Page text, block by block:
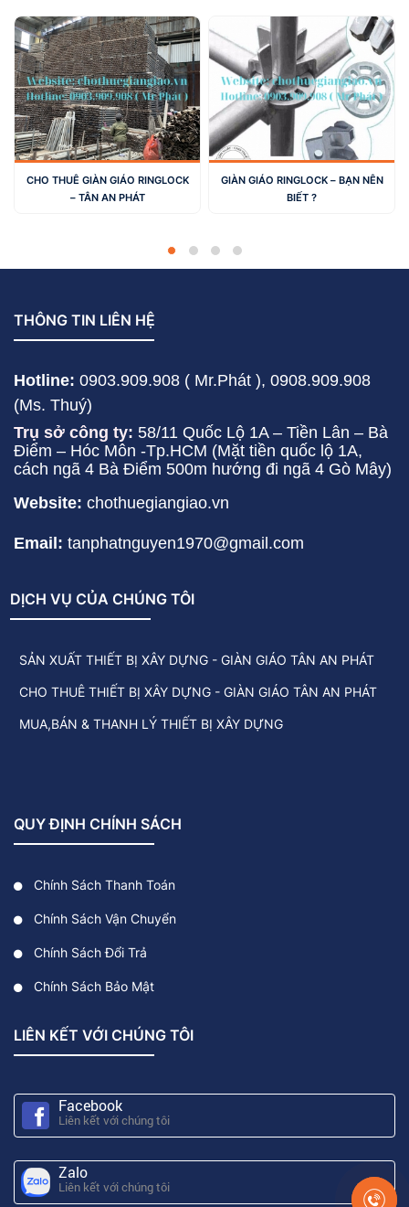
CHO THUÊ GIÀN GIÁO RINGLOCK
– TÂN AN PHÁT
GIÀN GIÁO RINGLOCK – BẠN NÊN
BIẾT ?
THÔNG TIN LIÊN HỆ
Hotline: 0903.909.908 ( Mr.Phát ), 0908.909.908
(Ms. Thuý)
Trụ sở công ty: 58/11 Quốc Lộ 1A – Tiền Lân – Bà
Điểm – Hóc Môn -Tp.HCM (Mặt tiền quốc lộ 1A,
cách ngã 4 Bà Điểm 500m hướng đi ngã 4 Gò Mây)
Website: chothuegiangiao.vn
Email: tanphatnguyen1970@gmail.com
DỊCH VỤ CỦA CHÚNG TÔI
SẢN XUẤT THIẾT BỊ XÂY DỰNG - GIÀN GIÁO TÂN AN PHÁT
CHO THUÊ THIẾT BỊ XÂY DỰNG - GIÀN GIÁO TÂN AN PHÁT
MUA,BÁN & THANH LÝ THIẾT BỊ XÂY DỰNG
QUY ĐỊNH CHÍNH SÁCH
Chính Sách Thanh Toán
Chính Sách Vận Chuyển
Chính Sách Đổi Trả
Chính Sách Bảo Mật
LIÊN KẾT VỚI CHÚNG TÔI
Facebook
Liên kết với chúng tôi
Zalo
Liên kết với chúng tôi